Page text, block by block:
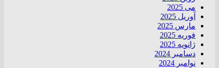
می 2025
آوریل 2025
مارس 2025
فوریه 2025
ژانویه 2025
دسامبر 2024
نوامبر 2024